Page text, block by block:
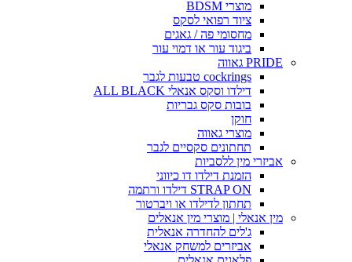
מוצרי BDSM
ציוד רפואי לסקס
מחסומי פה / גאגים
ביגוד עור או דמוי עור
PRIDE גאווה
cockrings טבעות לגבר
דילדו וסקס אנאלי ALL BLACK
בובות סקס גבריות
חוקן
מוצרי גאווה
תחתונים סקסיים לגבר
אביזרי מין ללסביות
הזמנת דילדו דו כיווני
STRAP ON דילדו ורתמה
תחתון לדילדו או ויברטור
מין אנאלי | מוצרי מין אנאלים
ג'לים להחדרה אנאלית
אביזרים למשחק אנאלי